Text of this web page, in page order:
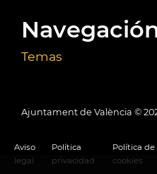
Temas
Ajuntament de València ©
Aviso
legal
Política
privacidad
Política de
cookies